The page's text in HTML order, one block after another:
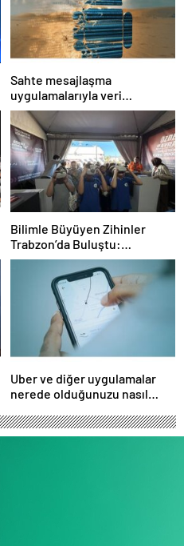
Sahte mesajlaşma
uygulamalarıyla veri
sızdırıyorlar- Haber Şafak
Bilimle Büyüyen Zihinler
Trabzon’da Buluştu:
STEAMFEST’te Bilim Rüzgârı
Esti!- Haber Şafak
Uber ve diğer uygulamalar
nerede olduğunuzu nasıl